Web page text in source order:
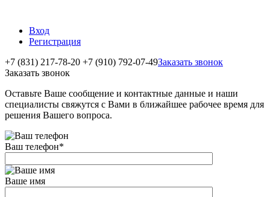
Вход
Регистрация
+7 (831) 217-78-20 +7 (910) 792-07-49Заказать звонок
Заказать звонок
Оставьте Ваше сообщение и контактные данные и наши
специалисты свяжутся с Вами в ближайшее рабочее время для
решения Вашего вопроса.
Ваш телефон*
Ваше имя